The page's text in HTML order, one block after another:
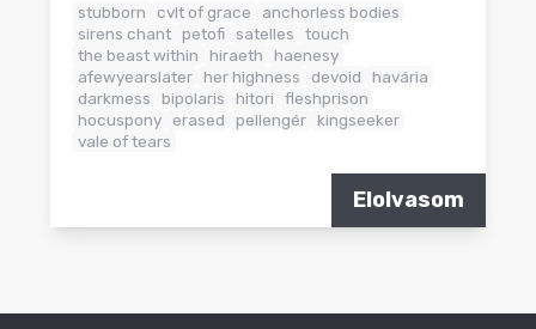
stubborn cvlt of grace
anchorless bodies
sirens chant petofi satelles
touch
the beast within
hiraeth
haenesy
afewyearslater her highness devoid
havária
darkmess
bipolaris hitori
fleshprison
hocuspony erased pellengér kingseeker
vale of tears
Elolvasom